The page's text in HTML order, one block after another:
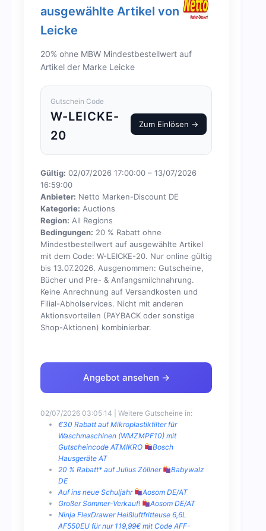
ausgewählte Artikel von
Leicke
20% ohne MBW Mindestbestellwert auf
Artikel der Marke Leicke
Gutschein Code
W-LEICKE-
20
Zum Einlösen →
Gültig: 02/07/2026 17:00:00 – 13/07/2026
16:59:00
Anbieter: Netto Marken-Discount DE
Kategorie: Auctions
Region: All Regions
Bedingungen: 20 % Rabatt ohne
Mindestbestellwert auf ausgewählte Artikel
mit dem Code: W-LEICKE-20. Nur online gültig
bis 13.07.2026. Ausgenommen: Gutscheine,
Bücher und Pre- & Anfangsmilchnahrung.
Keine Anrechnung auf Versandkosten und
Filial-Abholservices. Nicht mit anderen
Aktionsvorteilen (PAYBACK oder sonstige
Shop-Aktionen) kombinierbar.
Angebot ansehen →
02/07/2026 03:05:14 | Weitere Gutscheine in:
€30 Rabatt auf Mikroplastikfilter für
Waschmaschinen (WMZMPF10) mit
Gutscheincode ATMIKRO
Bosch
Hausgeräte AT
20 % Rabatt* auf Julius Zöllner
Babywalz
DE
Auf ins neue Schuljahr
Aosom DE/AT
Großer Sommer-Verkauf!
Aosom DE/AT
Ninja FlexDrawer Heißluftfritteuse 6,6L
AF550EU für nur 119,99€ mit Code AFF-